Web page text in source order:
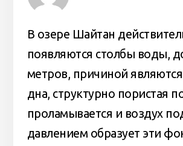
В озере Шайтан
появляются столбы воды,
метров, причиной
дна, структурно пористая
проламывается и воздух
давлением образует эти